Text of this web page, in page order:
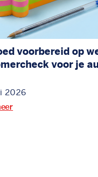
voorbereid op
voor je
2026